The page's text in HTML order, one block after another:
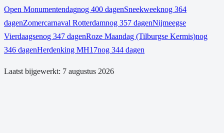
Open Monumentendagnog 400 dagenSneekweeknog 364
dagenZomercarnaval Rotterdamnog 357 dagenNijmeegse
Vierdaagsenog 347 dagenRoze Maandag (Tilburgse Kermis)nog
346 dagenHerdenking MH17nog 344 dagen
Laatst bijgewerkt: 7 augustus 2026